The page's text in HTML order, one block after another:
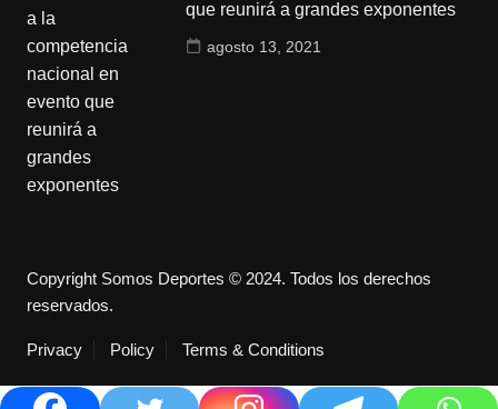
que reunirá a grandes exponentes
agosto 13, 2021
Copyright Somos Deportes © 2024. Todos los derechos
reservados.
Privacy Policy Terms & Conditions